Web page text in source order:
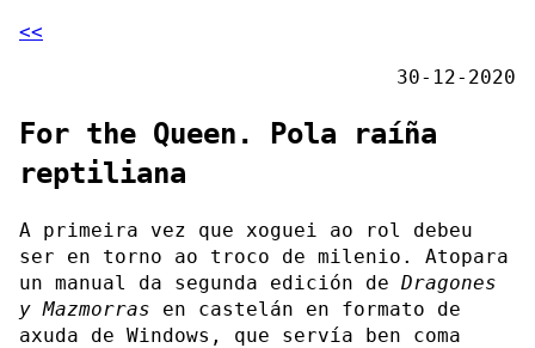
<<
30-12-2020
For the Queen. Pola raíña
reptiliana
A primeira vez que xoguei ao rol debeu
ser en torno ao troco de milenio. Atopara
un manual da segunda edición de Dragones
y Mazmorras en castelán en formato de
axuda de Windows, que servía ben coma